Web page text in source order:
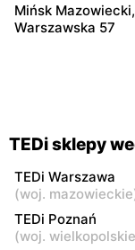
Mińsk
Warszawska 57
TEDi
Łowicz, ul.
Broniewskiego 11
TEDi
Płock, ul.
TEDi sklepy
TEDi Warszawa
(woj. mazowieckie
TEDi Poznań
(woj. wielkopolskie